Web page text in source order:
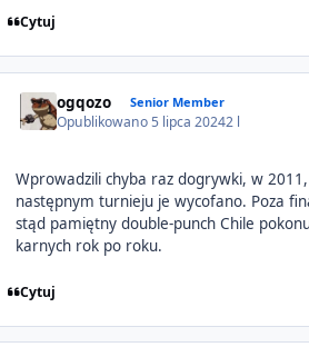
Cytuj
ogqozo Senior Member
Opublikowano 5 lipca 20242 l
Wprowadzili chyba raz dogrywki, w
następnym turnieju je wycofano. Poza
stąd pamiętny double-punch Chile
karnych rok po roku.
Cytuj